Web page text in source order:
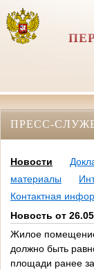
ПРЕСС-
Новости
материалы
Контактная
Новость от
Жилое
должно быть
площади ранее